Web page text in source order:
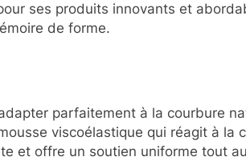
ses produits innovants et
de forme.
parfaitement à la courbure
viscoélastique qui réagit à la
et offre un soutien uniforme tout